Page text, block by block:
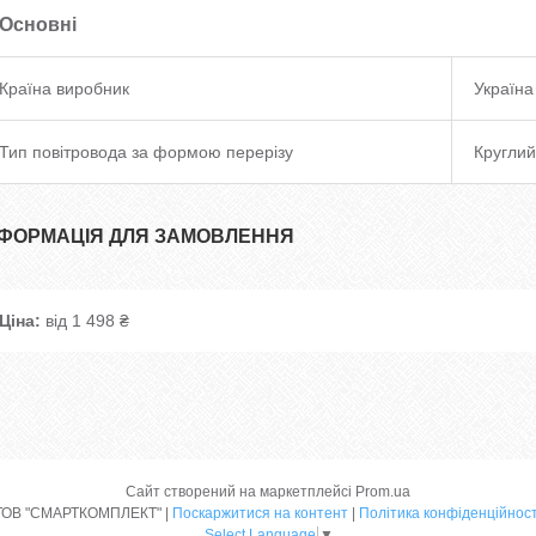
Основні
Країна виробник Україна
Тип повітровода за формою перерізу Круглий
ДЛЯ ЗАМОВЛЕННЯ
Ціна: від 1 498 ₴
Сайт створений на маркетплейсі Prom.ua
ТОВ "СМАРТКОМПЛЕКТ" | Поскаржитися на контент | Політика